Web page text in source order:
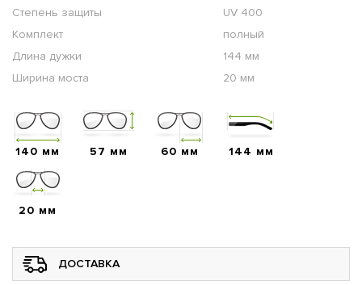
Степень защиты
UV 400
Комплект
полный
Длина дужки
144 мм
Ширина моста
20 мм
140 мм 57 мм 60 мм 144 мм
20 мм
ДОСТАВКА